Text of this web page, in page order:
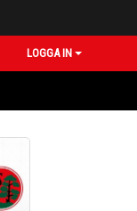
LOGGA IN